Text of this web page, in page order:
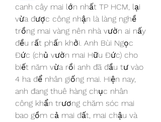
canh cây mai lớn nhất TP HCM, lại
vừa được công nhận là làng nghề
trồng mai vàng nên nhà vườn ai nấy
đều rất phấn khởi. Anh Bùi Ngọc
Đức (chủ vườn mai Hữu Đức) cho
biết năm vừa rồi anh đã đầu tư vào
4 ha để nhân giống mai. Hiện nay,
anh đang thuê hàng chục nhân
công khẩn trương chăm sóc mai
bao gồm cả mai đất, mai chậu và